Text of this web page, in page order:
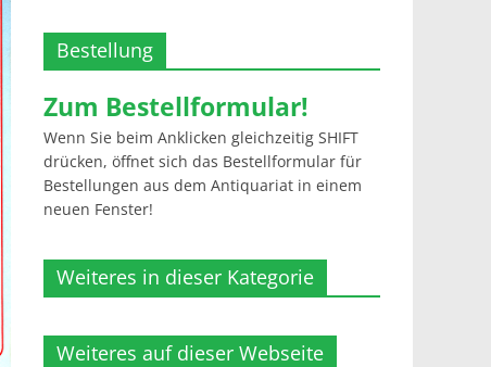
Bestellung
Zum Bestellformular!
Wenn Sie beim Anklicken gleichzeitig SHIFT
drücken, öffnet sich das Bestellformular für
Bestellungen aus dem Antiquariat in einem
neuen Fenster!
Weiteres in dieser Kategorie
Weiteres auf dieser Webseite